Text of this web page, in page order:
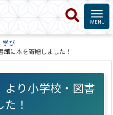
学び
館に本を寄贈しました！
より小学校・図書
！